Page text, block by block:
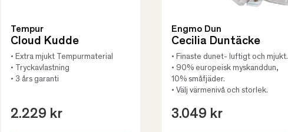
Tempur
Cloud Kudde
• Extra mjukt Tempurmaterial
• Tryckavlastning
• 3 års garanti
2.229 kr
Engmo Dun
Cecilia Duntäcke
• Finaste dunet- luftigt och mjukt.
• 90% europeisk myskanddun,
10% småfjäder.
• Välj värmenivå och storlek.
3.049 kr